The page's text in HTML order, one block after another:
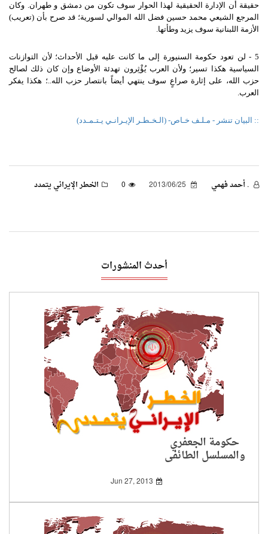
حقيقة أن الإدارة الحقيقية لهذا الحوار سوف تكون من دمشق و طهران. وكان
المرجع الشيعي محمد حسين فضل الله الموالي لسورية؛ قد صرح بأن (تعريب)
الأزمة اللبنانية سوف يزيد وطأتها.
5 - لن تعود حكومة السنيورة إلى ما كانت عليه قبل الأحداث؛ لأن التوازنات
السياسية هكذا تسير؛ ولأن العرب يُؤْثِرون تهدئة الأوضاع وإن كان ذلك لصالح
حزب الله، على إثارة صراعٍ سوف ينتهي أيضاً بانتصار حزب الله..؛ هكذا يفكر
العرب.
:: البيان تنشر - مـلـف خـاص- (الـخـطـر الإيـرانـي يـتـمـدد)
. أحمد فهمي 0 الخطر الإيراني يتمدد
أحدث المنشورات
حكومة الجعفري
والمسلسل الطائفي
الجديد
Jun 27, 2013